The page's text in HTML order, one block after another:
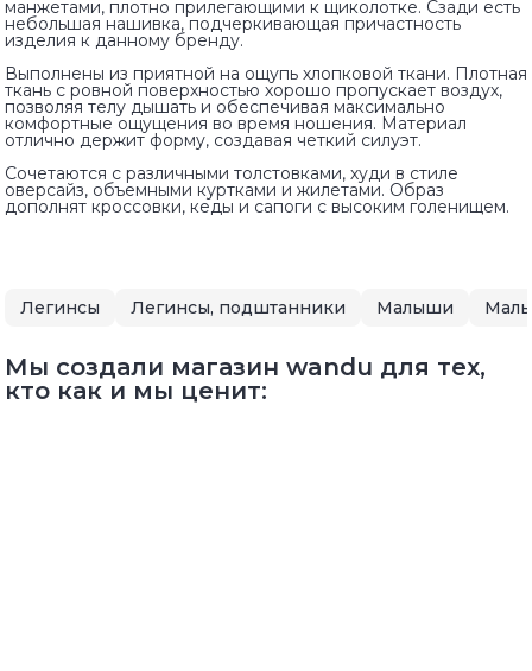
манжетами, плотно прилегающими к щиколотке. Сзади есть
небольшая нашивка, подчеркивающая причастность
изделия к данному бренду.
Выполнены из приятной на ощупь хлопковой ткани. Плотная
ткань с ровной поверхностью хорошо пропускает воздух,
позволяя телу дышать и обеспечивая максимально
комфортные ощущения во время ношения. Материал
отлично держит форму, создавая четкий силуэт.
Сочетаются с различными толстовками, худи в стиле
оверсайз, объемными куртками и жилетами. Образ
дополнят кроссовки, кеды и сапоги с высоким голенищем.
Легинсы Легинсы, подштанники Малыши
Мы создали магазин wandu для тех,
кто как и мы ценит: